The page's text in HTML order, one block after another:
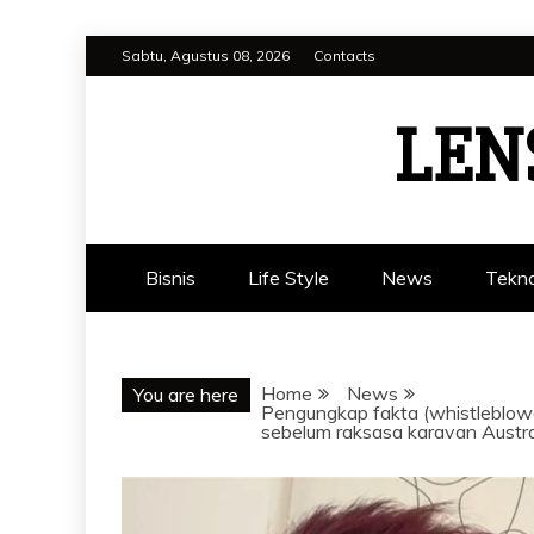
to
Sabtu, Agustus 08, 2026 Contacts
Bisnis Life Style News
You are here Home
News
Pengungkap fakta
sebelum raksasa karavan